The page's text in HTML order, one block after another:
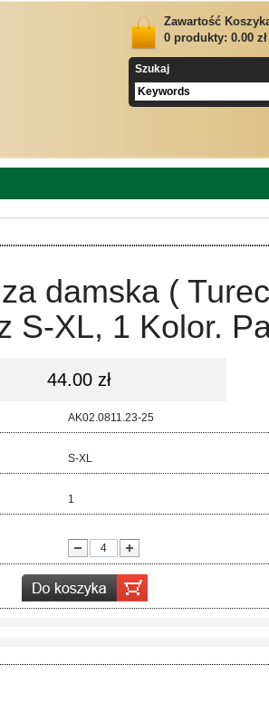
Zawartość
0 produkty: 0.00 zł
Szukaj
damska (
S-XL, 1 Kolor.
44.00 zł
AK02.0811.23-25
S-XL
1